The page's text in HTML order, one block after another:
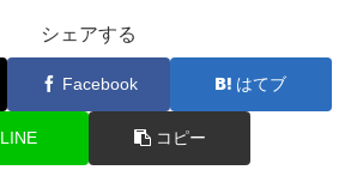
シェアする
Facebook はてブ
LINE コピー